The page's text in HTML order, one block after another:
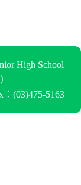
High School
）
：(03)475-5163